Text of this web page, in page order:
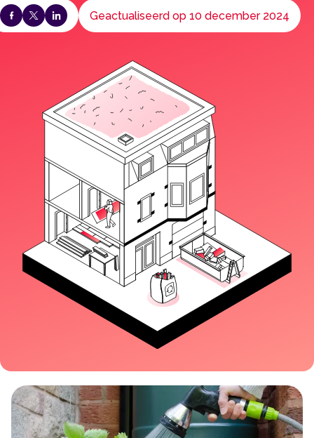
Geactualiseerd op 10 december 2024